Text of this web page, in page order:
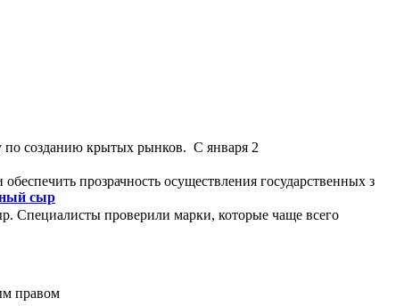
по созданию крытых рынков. С января 2
прозрачность осуществления государственных з
сыр
Специалисты проверили марки, которые чаще всего
правом